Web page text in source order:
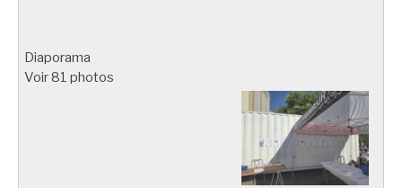
Diaporama
Voir 81 photos